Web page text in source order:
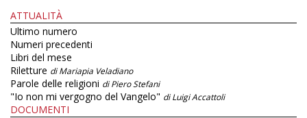
ATTUALITÀ
Ultimo numero
Numeri precedenti
Libri del mese
Riletture di Mariapia Veladiano
Parole delle religioni di Piero Stefani
"Io non mi vergogno del Vangelo" di Luigi Accattoli
DOCUMENTI